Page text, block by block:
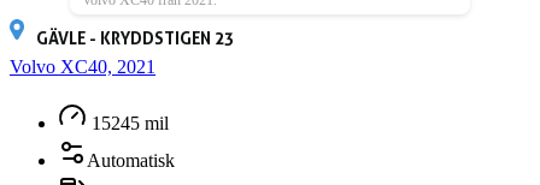
GÄVLE - KRYDDSTIGEN 23
Volvo XC40, 2021
15245 mil
Automatisk